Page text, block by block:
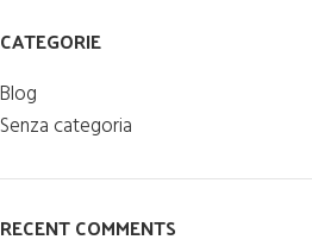
CATEGORIE
Blog
Senza categoria
RECENT COMMENTS